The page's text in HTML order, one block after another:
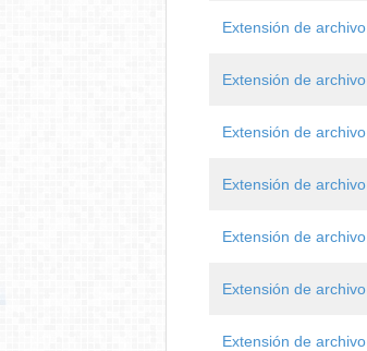
Extensión de archivo
Extensión de archivo
Extensión de archivo
Extensión de archivo
Extensión de archivo
Extensión de archivo
Extensión de archivo